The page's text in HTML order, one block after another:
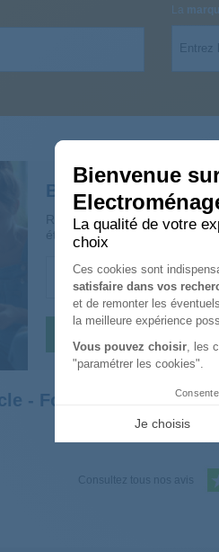
Bienvenue
La qualité de votre
choix
Plateforme
Ces cookies sont
satisfaire dans vos
et de remonter les
la meilleure expérience
Vous pouvez choisir, les
"paramétrer les cookies".
Je choisis
La
Entrez
Besoin d’aide ?
Réparez en toute confiance
étape : diagnostic, conseils et
Prochain créneau
- Fond
Consultez tous nos avis